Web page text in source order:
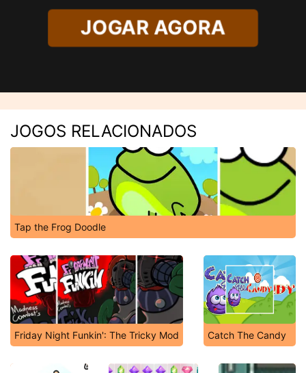
JOGAR AGORA
JOGOS RELACIONADOS
Tap the Frog Doodle
Friday Night Funkin': The Tricky Mod Catch The Candy